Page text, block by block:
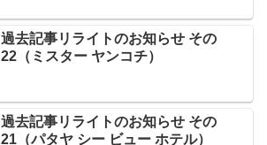
過去記事リライトのお知らせ その
22（ミスター ヤンコチ）
過去記事リライトのお知らせ その
21（パタヤ シー ビュー ホテル）